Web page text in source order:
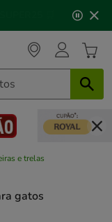
e trelas
gatos